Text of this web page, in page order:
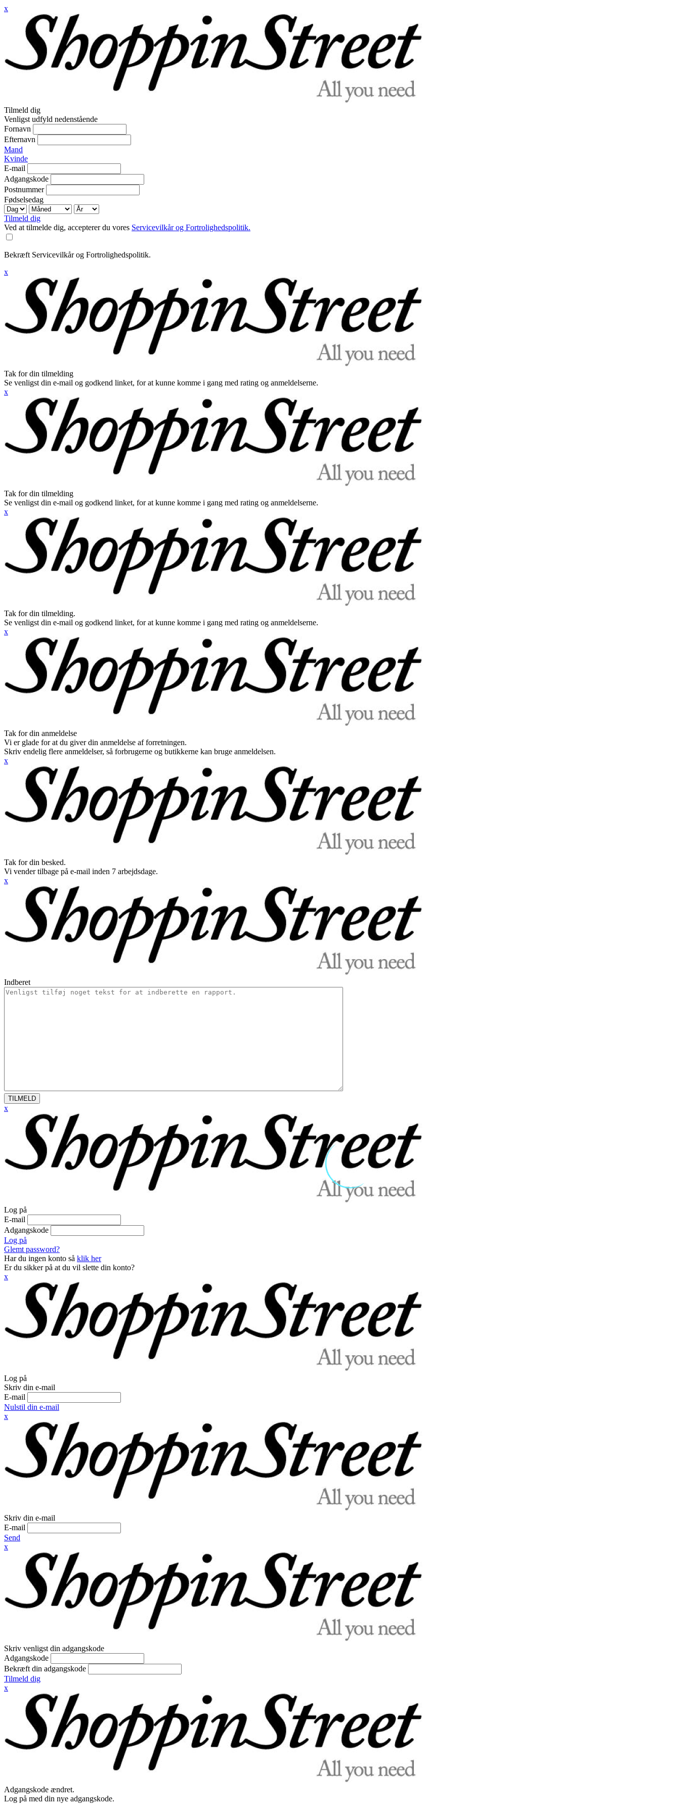
x
Tilmeld dig
Venligst udfyld nedenstående
Fornavn
Efternavn
Mand
Kvinde
E-mail
Adgangskode
Postnummer
Fødselsedag
Tilmeld dig
Ved at tilmelde dig, accepterer du vores Servicevilkår og Fortrolighedspolitik.
Bekræft Servicevilkår og Fortrolighedspolitik.
x
Tak for din tilmelding
Se venligst din e-mail og godkend linket, for at kunne komme i gang med rating og anmeldelserne.
x
Tak for din tilmelding
Se venligst din e-mail og godkend linket, for at kunne komme i gang med rating og anmeldelserne.
x
Tak for din tilmelding.
Se venligst din e-mail og godkend linket, for at kunne komme i gang med rating og anmeldelserne.
x
Tak for din anmeldelse
Vi er glade for at du giver din anmeldelse af forretningen.
Skriv endelig flere anmeldelser, så forbrugerne og butikkerne kan bruge anmeldelsen.
x
Tak for din besked.
Vi vender tilbage på e-mail inden 7 arbejdsdage.
x
Indberet
TILMELD
x
Log på
E-mail
Adgangskode
Log på
Glemt password?
Har du ingen konto så klik her
Er du sikker på at du vil slette din konto?
x
Log på
Skriv din e-mail
E-mail
Nulstil din e-mail
x
Skriv din e-mail
E-mail
Send
x
Skriv venligst din adgangskode
Adgangskode
Bekræft din adgangskode
Tilmeld dig
x
Adgangskode ændret.
Log på med din nye adgangskode.